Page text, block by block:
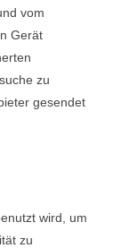
vom
Gerät
zu
gesendet
wird, um
zu